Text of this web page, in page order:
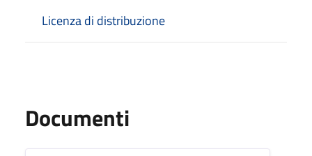
Licenza di distribuzione
Documenti